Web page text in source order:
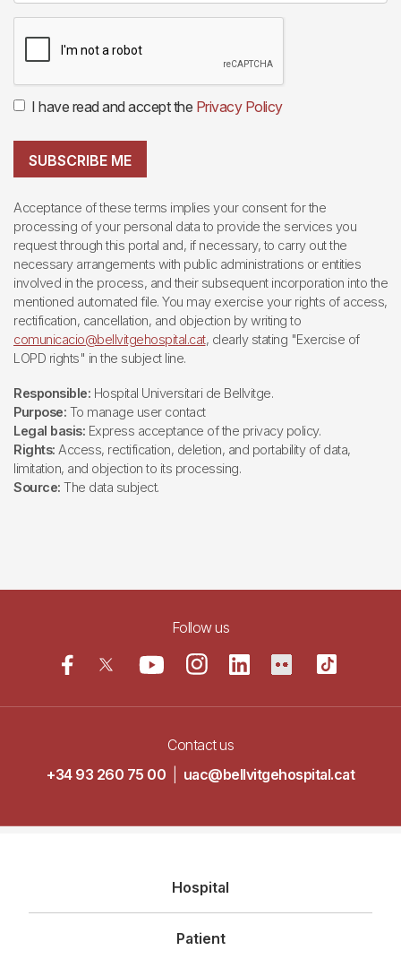
I have read and accept the Privacy Policy
SUBSCRIBE ME
Acceptance of these terms implies your consent for the
processing of your personal data to provide the services you
request through this portal and, if necessary, to carry out the
necessary arrangements with public administrations or entities
involved in the process, and their subsequent incorporation into the
mentioned automated file. You may exercise your rights of access,
rectification, cancellation, and objection by writing to
comunicacio@bellvitgehospital.cat, clearly stating "Exercise of
LOPD rights" in the subject line.
Responsible: Hospital Universitari de Bellvitge.
Purpose: To manage user contact
Legal basis: Express acceptance of the privacy policy.
Rights: Access, rectification, deletion, and portability of data,
limitation, and objection to its processing.
Source: The data subject.
Follow us
Contact us
+34 93 260 75 00
uac@bellvitgehospital.cat
principal
Hospital
Patient